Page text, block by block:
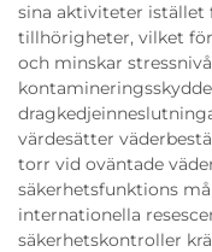
sina aktiviteter istället
tillhörigheter, vilket
och minskar
värdesätter
torr vid oväntade
säkerhetsfunktions
internationella
säkerhetskontroller